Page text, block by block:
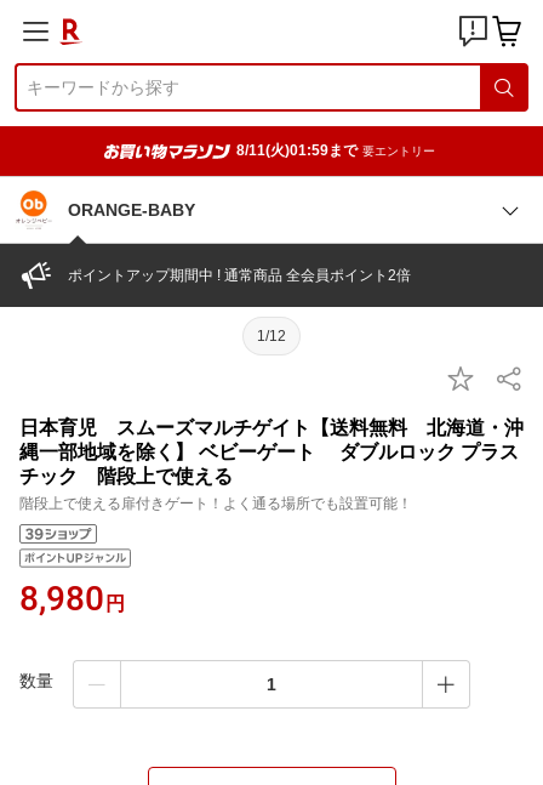
8/11(火)01:59まで 要エントリー
ORANGE-BABY
ポイントアップ期間中 ! 通常商品 全会員ポイント2倍
1/12
日本育児 スムーズマルチゲイト【送料無料 北海道・沖
縄一部地域を除く】 ベビーゲート ダブルロック プラス
チック 階段上で使える
階段上で使える扉付きゲート！よく通る場所でも設置可能！
8,980 円
数量